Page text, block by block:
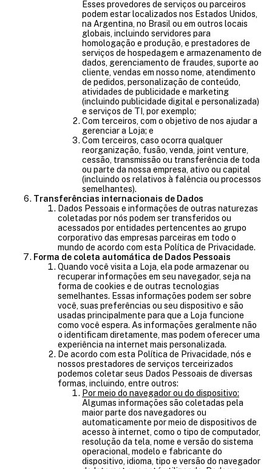
Esses provedores de serviços ou parceiros
podem estar localizados nos Estados Unidos,
na Argentina, no Brasil ou em outros locais
globais, incluindo servidores para
homologação e produção, e prestadores de
serviços de hospedagem e armazenamento de
dados, gerenciamento de fraudes, suporte ao
cliente, vendas em nosso nome, atendimento
de pedidos, personalização de conteúdo,
atividades de publicidade e marketing
(incluindo publicidade digital e personalizada)
e serviços de TI, por exemplo;
Com terceiros, com o objetivo de nos ajudar a
gerenciar a Loja; e
Com terceiros, caso ocorra qualquer
reorganização, fusão, venda, joint venture,
cessão, transmissão ou transferência de toda
ou parte da nossa empresa, ativo ou capital
(incluindo os relativos à falência ou processos
semelhantes).
Transferências internacionais de Dados
Dados Pessoais e informações de outras naturezas
coletadas por nós podem ser transferidos ou
acessados por entidades pertencentes ao grupo
corporativo das empresas parceiras em todo o
mundo de acordo com esta Política de Privacidade.
Forma de coleta automática de Dados Pessoais
Quando você visita a Loja, ela pode armazenar ou
recuperar informações em seu navegador, seja na
forma de cookies e de outras tecnologias
semelhantes. Essas informações podem ser sobre
você, suas preferências ou seu dispositivo e são
usadas principalmente para que a Loja funcione
como você espera. As informações geralmente não
o identificam diretamente, mas podem oferecer uma
experiência na internet mais personalizada.
De acordo com esta Política de Privacidade, nós e
nossos prestadores de serviços terceirizados
podemos coletar seus Dados Pessoais de diversas
formas, incluindo, entre outros:
Por meio do navegador ou do dispositivo:
Algumas informações são coletadas pela
maior parte dos navegadores ou
automaticamente por meio de dispositivos de
acesso à internet, como o tipo de computador,
resolução da tela, nome e versão do sistema
operacional, modelo e fabricante do
dispositivo, idioma, tipo e versão do navegador